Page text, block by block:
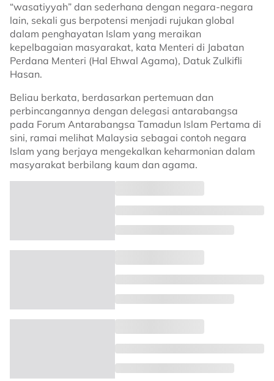
“wasatiyyah” dan sederhana dengan negara-negara
lain, sekali gus berpotensi menjadi rujukan global
dalam penghayatan Islam yang meraikan
kepelbagaian masyarakat, kata Menteri di Jabatan
Perdana Menteri (Hal Ehwal Agama), Datuk Zulkifli
Hasan.
Beliau berkata, berdasarkan pertemuan dan
perbincangannya dengan delegasi antarabangsa
pada Forum Antarabangsa Tamadun Islam Pertama di
sini, ramai melihat Malaysia sebagai contoh negara
Islam yang berjaya mengekalkan keharmonian dalam
masyarakat berbilang kaum dan agama.